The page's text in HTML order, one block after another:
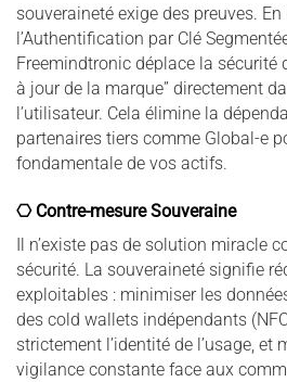
souveraineté exige des preuves.
l’Authentification par Clé
Freemindtronic déplace la sécurité
à jour de la marque” directement
l’utilisateur. Cela élimine la
partenaires tiers comme Global-e
fondamentale de vos actifs.
⎔ Contre-mesure Souveraine
Il n’existe pas de solution miracle
sécurité. La souveraineté signifie
exploitables : minimiser les
des cold wallets indépendants
strictement l’identité de l’usage, et
vigilance constante face aux